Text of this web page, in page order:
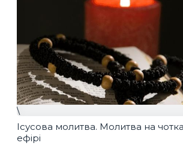
\
Ісусова молитва. Молитва на
ефірі